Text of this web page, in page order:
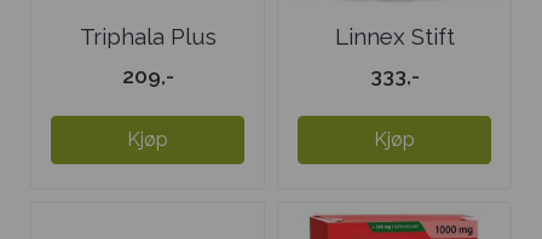
Triphala Plus
209,-
Kjøp
Linnex Stift
333,-
Kjøp